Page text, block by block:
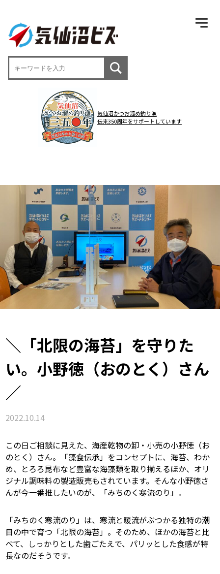
気仙沼かつお溜め釣り漁
伝来350周年をサポートしています
＼「北限の海苔」を守りた
い。小野徳（おのとく）さん
／
2022.10.14
この日ご相談に見えた、海産乾物の卸・小売の小野徳（お
のとく）さん。「藻食伝承」をコンセプトに、海苔、わか
め、とろろ昆布など豊富な海藻類を取り揃えるほか、オリ
ジナル調味料の製造販売もされています。そんな小野徳さ
んが今一番推したいのが、「みちのく寒流のり」。
「みちのく寒流のり」は、寒流と暖流がぶつかる独特の潮
目の中で育つ「北限の海苔」。そのため、ほかの海苔と比
べて、しっかりとした歯ごたえで、パリッとした食感が特
長なのだそうです。